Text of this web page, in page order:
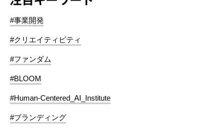
#事業開発
#クリエイティビティ
#ファンダム
#BLOOM
#Human-Centered_AI_Institute
#ブランディング